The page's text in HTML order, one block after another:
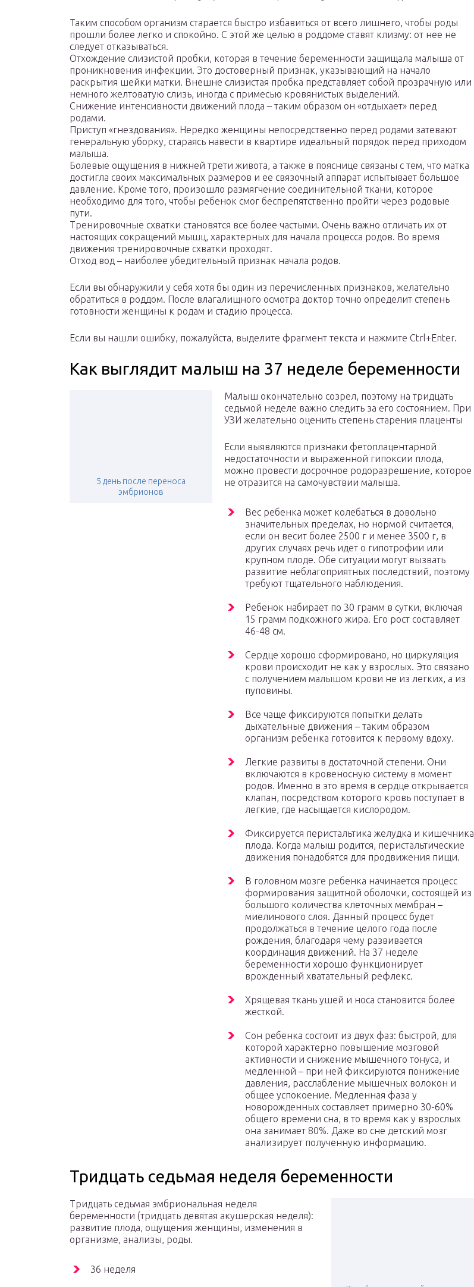
Таким способом организм старается быстро избавиться от всего лишнего, чтобы роды
прошли более легко и спокойно. С этой же целью в роддоме ставят клизму: от нее не
следует отказываться.
Отхождение слизистой пробки, которая в течение беременности защищала малыша от
проникновения инфекции. Это достоверный признак, указывающий на начало
раскрытия шейки матки. Внешне слизистая пробка представляет собой прозрачную или
немного желтоватую слизь, иногда с примесью кровянистых выделений.
Снижение интенсивности движений плода – таким образом он «отдыхает» перед
родами.
Приступ «гнездования». Нередко женщины непосредственно перед родами затевают
генеральную уборку, стараясь навести в квартире идеальный порядок перед приходом
малыша.
Болевые ощущения в нижней трети живота, а также в пояснице связаны с тем, что матка
достигла своих максимальных размеров и ее связочный аппарат испытывает большое
давление. Кроме того, произошло размягчение соединительной ткани, которое
необходимо для того, чтобы ребенок смог беспрепятственно пройти через родовые
пути.
Тренировочные схватки становятся все более частыми. Очень важно отличать их от
настоящих сокращений мышц, характерных для начала процесса родов. Во время
движения тренировочные схватки проходят.
Отход вод – наиболее убедительный признак начала родов.
Если вы обнаружили у себя хотя бы один из перечисленных признаков, желательно
обратиться в роддом. После влагалищного осмотра доктор точно определит степень
готовности женщины к родам и стадию процесса.
Если вы нашли ошибку, пожалуйста, выделите фрагмент текста и нажмите Ctrl+Enter.
Как выглядит малыш на 37 неделе беременности
5 день после переноса
эмбрионов
Малыш окончательно созрел, поэтому на тридцать
седьмой неделе важно следить за его состоянием. При
УЗИ желательно оценить степень старения плаценты
Если выявляются признаки фетоплацентарной
недостаточности и выраженной гипоксии плода,
можно провести досрочное родоразрешение, которое
не отразится на самочувствии малыша.
Вес ребенка может колебаться в довольно
значительных пределах, но нормой считается,
если он весит более 2500 г и менее 3500 г, в
других случаях речь идет о гипотрофии или
крупном плоде. Обе ситуации могут вызвать
развитие неблагоприятных последствий, поэтому
требуют тщательного наблюдения.
Ребенок набирает по 30 грамм в сутки, включая
15 грамм подкожного жира. Его рост составляет
46-48 см.
Сердце хорошо сформировано, но циркуляция
крови происходит не как у взрослых. Это связано
с получением малышом крови не из легких, а из
пуповины.
Все чаще фиксируются попытки делать
дыхательные движения – таким образом
организм ребенка готовится к первому вдоху.
Легкие развиты в достаточной степени. Они
включаются в кровеносную систему в момент
родов. Именно в это время в сердце открывается
клапан, посредством которого кровь поступает в
легкие, где насыщается кислородом.
Фиксируется перистальтика желудка и кишечника
плода. Когда малыш родится, перистальтические
движения понадобятся для продвижения пищи.
В головном мозге ребенка начинается процесс
формирования защитной оболочки, состоящей из
большого количества клеточных мембран –
миелинового слоя. Данный процесс будет
продолжаться в течение целого года после
рождения, благодаря чему развивается
координация движений. На 37 неделе
беременности хорошо функционирует
врожденный хватательный рефлекс.
Хрящевая ткань ушей и носа становится более
жесткой.
Сон ребенка состоит из двух фаз: быстрой, для
которой характерно повышение мозговой
активности и снижение мышечного тонуса, и
медленной – при ней фиксируются понижение
давления, расслабление мышечных волокон и
общее успокоение. Медленная фаза у
новорожденных составляет примерно 30-60%
общего времени сна, в то время как у взрослых
она занимает 80%. Даже во сне детский мозг
анализирует полученную информацию.
Тридцать седьмая неделя беременности
Тридцать седьмая эмбриональная неделя
беременности (тридцать девятая акушерская неделя):
развитие плода, ощущения женщины, изменения в
организме, анализы, роды.
36 неделя